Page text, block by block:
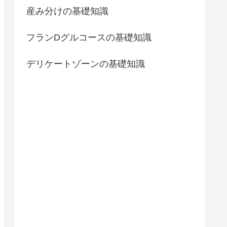
産み分けの基礎知識
フランDグルコースの基礎知識
デリケートゾーンの基礎知識